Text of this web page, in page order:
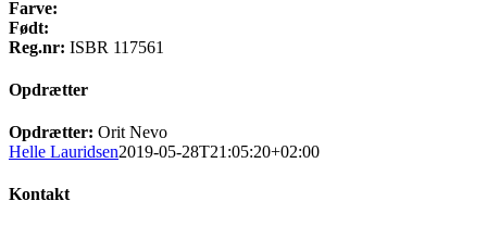
Farve:
Født:
Reg.nr: ISBR 117561
Opdrætter
Opdrætter: Orit Nevo
Helle Lauridsen2019-05-28T21:05:20+02:00
Kontakt